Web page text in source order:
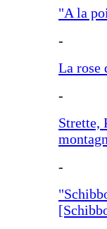
"A la
-
La rose
-
Strette,
-